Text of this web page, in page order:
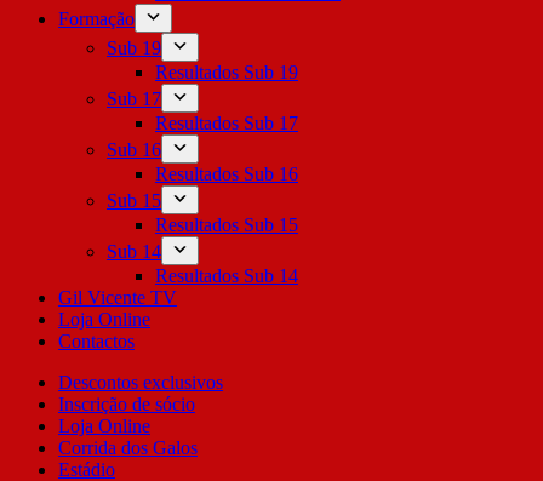
Formação
Sub 19
Resultados Sub 19
Sub 17
Resultados Sub 17
Sub 16
Resultados Sub 16
Sub 15
Resultados Sub 15
Sub 14
Resultados Sub 14
Gil Vicente TV
Loja Online
Contactos
Descontos exclusivos
Inscrição de sócio
Loja Online
Corrida dos Galos
Estádio